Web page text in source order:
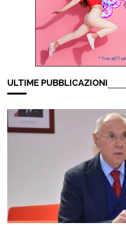
ULTIME PUBBLICAZIONI